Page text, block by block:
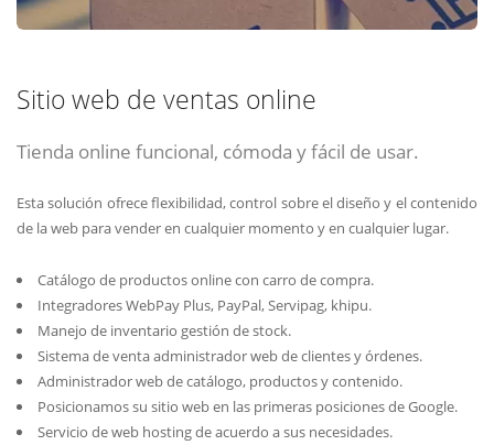
Sitio web de ventas online
Tienda online funcional, cómoda y fácil de usar.
Esta solución ofrece flexibilidad, control sobre el diseño y el contenido
de la web para vender en cualquier momento y en cualquier lugar.
Catálogo de productos online con carro de compra.
Integradores WebPay Plus, PayPal, Servipag, khipu.
Manejo de inventario gestión de stock.
Sistema de venta administrador web de clientes y órdenes.
Administrador web de catálogo, productos y contenido.
Posicionamos su sitio web en las primeras posiciones de Google.
Servicio de web hosting de acuerdo a sus necesidades.